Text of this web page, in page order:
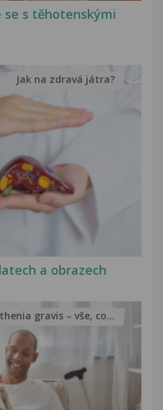
se s těhotenskými
a obrazech
Jak na zdravá játra?
gravis – vše, co...